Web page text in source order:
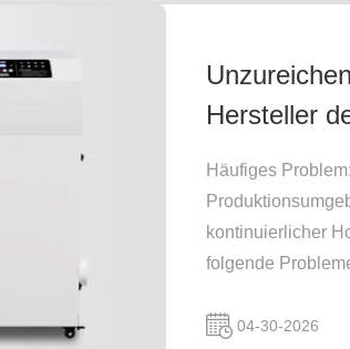
Hersteller
Häufiges
kontinuierlicher
folgende
04-30-2026